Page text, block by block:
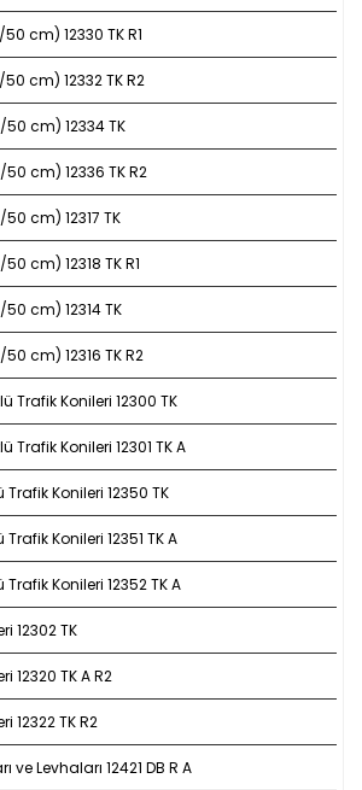
cm) 12330 TK R1
cm) 12332 TK R2
50 cm) 12334 TK
cm) 12336 TK R2
cm) 12317 TK
cm) 12318 TK R1
cm) 12314 TK
cm) 12316 TK R2
Trafik Konileri 12300 TK
Trafik Konileri 12301 TK A
Konileri 12350 TK
Konileri 12351 TK A
Konileri 12352 TK A
12302 TK
12320 TK A R2
12322 TK R2
ve Levhaları 12421 DB R A